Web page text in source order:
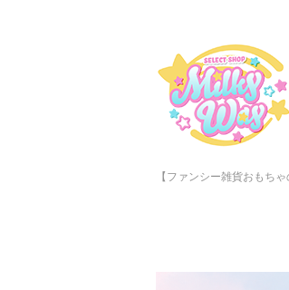
【ファンシー雑貨おもち